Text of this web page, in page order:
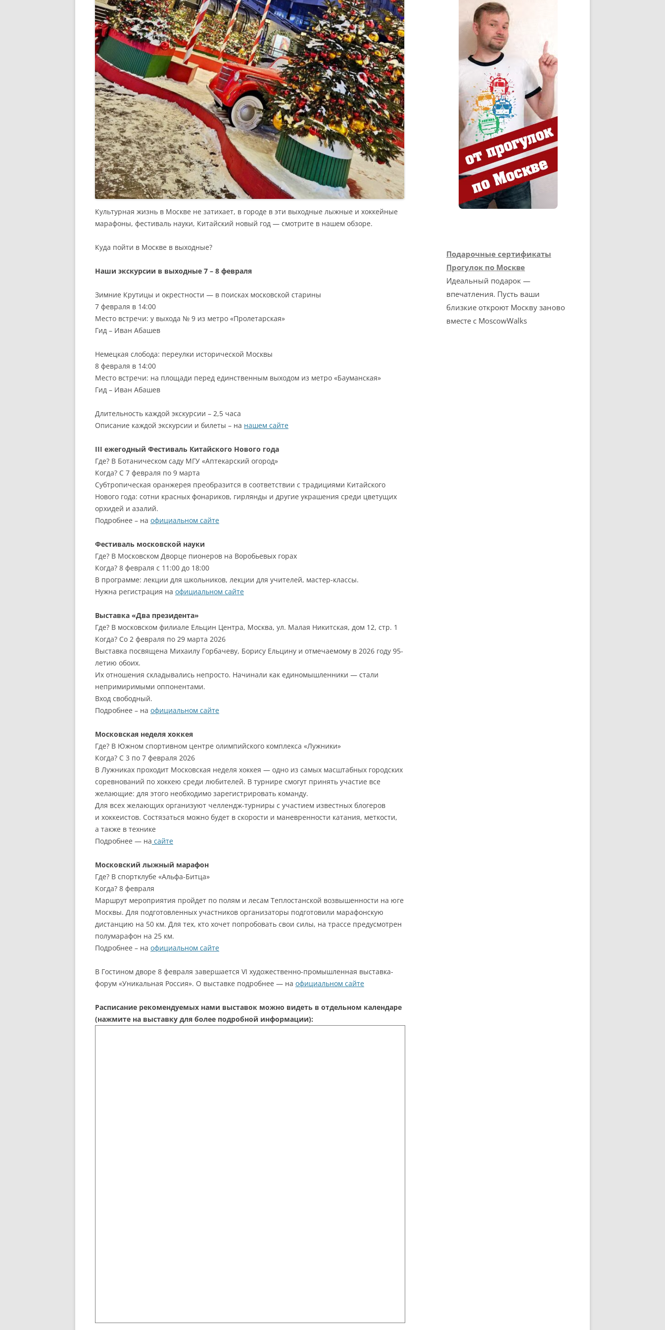
Культурная жизнь в Москве не затихает, в городе в эти выходные лыжные и хоккейные
марафоны, фестиваль науки, Китайский новый год — смотрите в нашем обзоре.
Куда пойти в Москве в выходные?
Наши экскурсии в выходные 7 – 8 февраля
Зимние Крутицы и окрестности — в поисках московской старины
7 февраля в 14:00
Место встречи: у выхода № 9 из метро «Пролетарская»
Гид – Иван Абашев
Немецкая слобода: переулки исторической Москвы
8 февраля в 14:00
Место встречи: на площади перед единственным выходом из метро «Бауманская»
Гид – Иван Абашев
Длительность каждой экскурсии – 2,5 часа
Описание каждой экскурсии и билеты – на нашем сайте
III ежегодный Фестиваль Китайского Нового года
Где? В Ботаническом саду МГУ «Аптекарский огород»
Когда? С 7 февраля по 9 марта
Субтропическая оранжерея преобразится в соответствии с традициями Китайского
Нового года: сотни красных фонариков, гирлянды и другие украшения среди цветущих
орхидей и азалий.
Подробнее – на официальном сайте
Фестиваль московской науки
Где? В Московском Дворце пионеров на Воробьевых горах
Когда? 8 февраля с 11:00 до 18:00
В программе: лекции для школьников, лекции для учителей, мастер-классы.
Нужна регистрация на официальном сайте
Выставка «Два президента»
Где? В московском филиале Ельцин Центра, Москва, ул. Малая Никитская, дом 12, стр. 1
Когда? Со 2 февраля по 29 марта 2026
Выставка посвящена Михаилу Горбачеву, Борису Ельцину и отмечаемому в 2026 году 95-
летию обоих.
Их отношения складывались непросто. Начинали как единомышленники — стали
непримиримыми оппонентами.
Вход свободный.
Подробнее – на официальном сайте
Московская неделя хоккея
Где? В Южном спортивном центре олимпийского комплекса «Лужники»
Когда? С 3 по 7 февраля 2026
В Лужниках проходит Московская неделя хоккея — одно из самых масштабных городских
соревнований по хоккею среди любителей. В турнире смогут принять участие все
желающие: для этого необходимо зарегистрировать команду.
Для всех желающих организуют челлендж-турниры с участием известных блогеров
и хоккеистов. Состязаться можно будет в скорости и маневренности катания, меткости,
а также в технике
Подробнее — на сайте
Московский лыжный марафон
Где? В спортклубе «Альфа-Битца»
Когда? 8 февраля
Маршрут мероприятия пройдет по полям и лесам Теплостанской возвышенности на юге
Москвы. Для подготовленных участников организаторы подготовили марафонскую
дистанцию на 50 км. Для тех, кто хочет попробовать свои силы, на трассе предусмотрен
полумарафон на 25 км.
Подробнее – на официальном сайте
В Гостином дворе 8 февраля завершается VI художественно-промышленная выставка-
форум «Уникальная Россия». О выставке подробнее — на официальном сайте
Расписание рекомендуемых нами выставок можно видеть в отдельном календаре
(нажмите на выставку для более подробной информации):
Подарочные сертификаты
Прогулок по Москве
Идеальный подарок —
впечатления. Пусть ваши
близкие откроют Москву заново
вместе с MoscowWalks